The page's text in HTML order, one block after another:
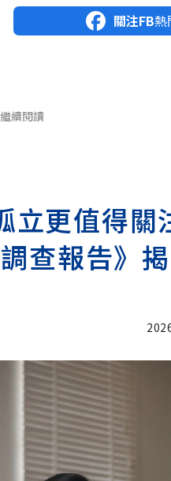
關注FB熱
續閱讀
立更值得關
查報告》揭